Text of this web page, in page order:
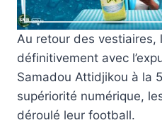
Au retour des vestiaires,
définitivement avec
Samadou Attidjikou à la
supériorité numérique,
déroulé leur football.